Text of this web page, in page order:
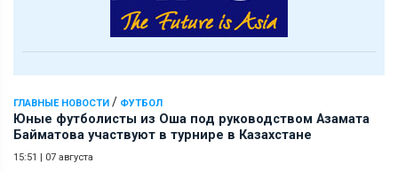
ГЛАВНЫЕ НОВОСТИ / ФУТБОЛ
Юные футболисты из Оша под руководством Азамата
Байматова участвуют в турнире в Казахстане
15:51 | 07 августа